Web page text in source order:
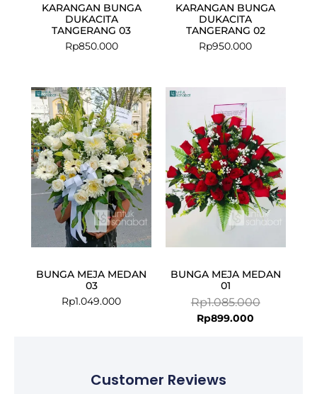
KARANGAN BUNGA
DUKACITA
TANGERANG 03
Rp850.000
KARANGAN BUNGA
DUKACITA
TANGERANG 02
Rp950.000
BUNGA MEJA MEDAN
03
Rp1.049.000
BUNGA MEJA MEDAN
01
Rp1.085.000
Rp899.000
Rp899.000.
Customer Reviews